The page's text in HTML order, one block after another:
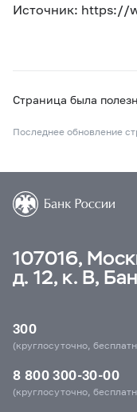
Источник: https://
Страница была
Последнее обновление
107016,
д. 12, к. В,
300
(круглосуточно,
8 800 300-30-00
(круглосуточно,